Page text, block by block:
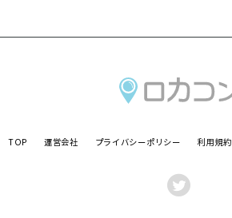
TOP 運営会社 プライバシーポリシー 利用規約